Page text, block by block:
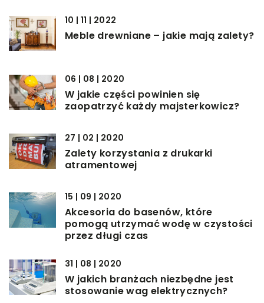
10 | 11 | 2022
Meble drewniane – jakie mają zalety?
06 | 08 | 2020
W jakie części powinien się
zaopatrzyć każdy majsterkowicz?
27 | 02 | 2020
Zalety korzystania z drukarki
atramentowej
15 | 09 | 2020
Akcesoria do basenów, które
pomogą utrzymać wodę w czystości
przez długi czas
31 | 08 | 2020
W jakich branżach niezbędne jest
stosowanie wag elektrycznych?